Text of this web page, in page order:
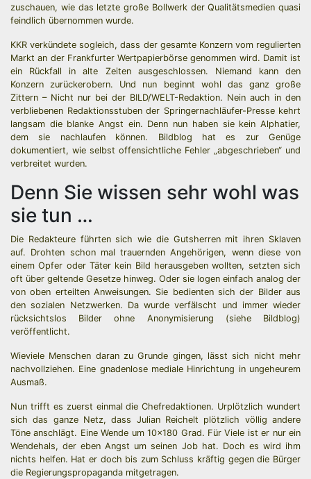
zuschauen, wie das letzte große Bollwerk der Qualitätsmedien quasi
feindlich übernommen wurde.
KKR verkündete sogleich, dass der gesamte Konzern vom regulierten
Markt an der Frankfurter Wertpapierbörse genommen wird. Damit ist
ein Rückfall in alte Zeiten ausgeschlossen. Niemand kann den
Konzern zurückerobern. Und nun beginnt wohl das ganz große
Zittern – Nicht nur bei der BILD/WELT-Redaktion. Nein auch in den
verbliebenen Redaktionsstuben der Springernachläufer-Presse kehrt
langsam die blanke Angst ein. Denn nun haben sie kein Alphatier,
dem sie nachlaufen können. Bildblog hat es zur Genüge
dokumentiert, wie selbst offensichtliche Fehler „abgeschrieben“ und
verbreitet wurden.
Denn Sie wissen sehr wohl was
sie tun …
Die Redakteure führten sich wie die Gutsherren mit ihren Sklaven
auf. Drohten schon mal trauernden Angehörigen, wenn diese von
einem Opfer oder Täter kein Bild herausgeben wollten, setzten sich
oft über geltende Gesetze hinweg. Oder sie logen einfach analog der
von oben erteilten Anweisungen. Sie bedienten sich der Bilder aus
den sozialen Netzwerken. Da wurde verfälscht und immer wieder
rücksichtslos Bilder ohne Anonymisierung (siehe Bildblog)
veröffentlicht.
Wieviele Menschen daran zu Grunde gingen, lässt sich nicht mehr
nachvollziehen. Eine gnadenlose mediale Hinrichtung in ungeheurem
Ausmaß.
Nun trifft es zuerst einmal die Chefredaktionen. Urplötzlich wundert
sich das ganze Netz, dass Julian Reichelt plötzlich völlig andere
Töne anschlägt. Eine Wende um 10×180 Grad. Für Viele ist er nur ein
Wendehals, der eben Angst um seinen Job hat. Doch es wird ihm
nichts helfen. Hat er doch bis zum Schluss kräftig gegen die Bürger
die Regierungspropaganda mitgetragen.